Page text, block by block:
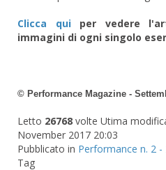
Clicca quiper vedere
immagini di ogni singolo
© Performance Magazine -
Letto 26768 volte Utima
November 2017 20:03
Pubblicato in Performance n. 2 -
Tag